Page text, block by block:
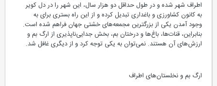
اطراف شهر شده و در طول حداقل دو هزار سال، این شهر را در دل کویر
به کانون کشاورزی و باغداری تبدیل کرده و از این راه بستری برای به
وجود آمدن یکی از بزرگترین مجمعه‌های خشتی جهان فراهم شده است.
بنابراین، قنات‌ها، باغ‌ها و درختان بم، بخش جدایی‌ناپذیری از ارگ بم و
ارزش‌های آن هستند. نمی‌توان به یکی توجه کرد و از دیگری غافل شد.
ارگ بم و نخلستان‌های اطراف